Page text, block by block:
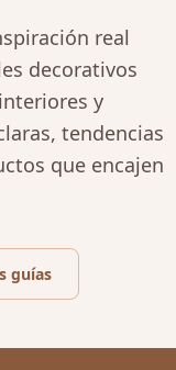
real
decorativos
y
tendencias
que encajen
guías